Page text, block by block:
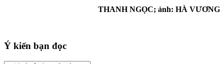
THANH NGỌC; ảnh: HÀ VƯƠNG
Ý kiến bạn đọc